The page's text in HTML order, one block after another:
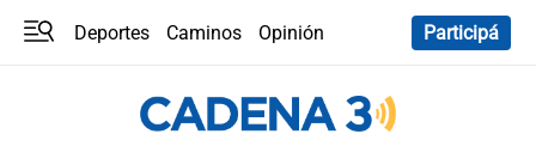
Deportes Caminos
Opinión
Participá